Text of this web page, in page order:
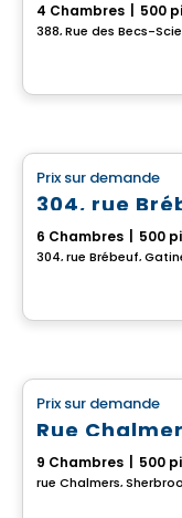
4 Chambres 500
388, Rue des Becs-
Prix sur demande
304, rue
6 Chambres 500
304, rue Brébeuf,
Prix sur demande
Rue
9 Chambres 500
rue Chalmers,